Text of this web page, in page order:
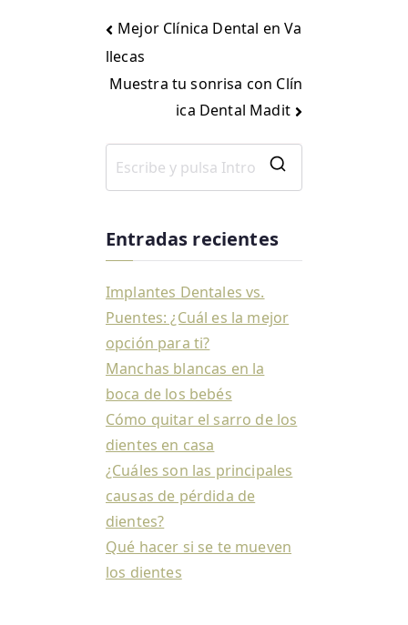
Mejor Clínica Dental en Va
llecas
Muestra tu sonrisa con Clín
ica Dental Madit
Entradas recientes
Implantes Dentales vs.
Puentes: ¿Cuál es la mejor
opción para ti?
Manchas blancas en la
boca de los bebés
Cómo quitar el sarro de los
dientes en casa
¿Cuáles son las principales
causas de pérdida de
dientes?
Qué hacer si se te mueven
los dientes